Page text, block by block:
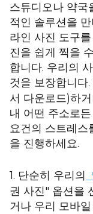
스튜디오나 약국
적인 솔루션을
라인 사진 도구
진을 쉽게 찍을
합니다. 우리의
것을 보장합니다.
서 다운로드)하
내 어떤 주소로
요건의 스트레스
을 진행하세요.
1. 단순히 우리의
권 사진" 옵션을
거나 우리 모바